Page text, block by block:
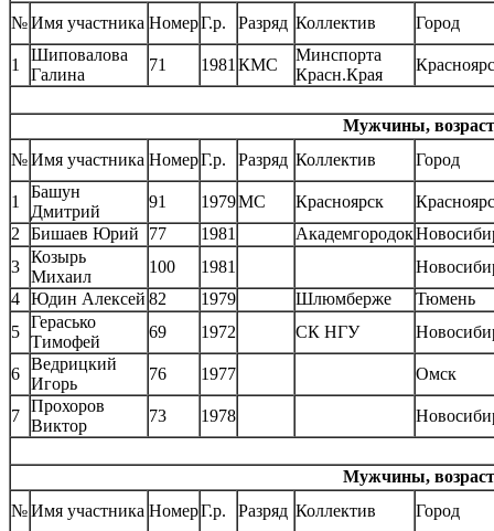
№Имя участника НомерГ.р. Разряд Коллектив Город
1
Шиповалова
Галина
71 1981 КМС
Минспорта
Красн.Края
Мужчины,
№Имя участника НомерГ.р. Разряд Коллектив Город
1
Башун
Дмитрий
91 1979МС Красноярск
2
Бишаев Юрий 77 1981 Академгородок
3
Козырь
Михаил
100 1981
4 Юдин Алексей 82 1979 Шлюмберже
Тюмень
5
Герасько
Тимофей
69 1972 СК НГУ
6
Ведрицкий
Игорь
76 1977 Омск
7
Прохоров
Виктор
73 1978
Мужчины,
№Имя участника НомерГ.р. Разряд Коллектив
Город